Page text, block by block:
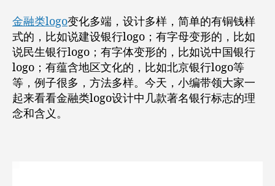
金融类logo变化多端，设计多样，简单的有铜钱样
式的，比如说建设银行logo；有字母变形的，比如
说民生银行logo；有字体变形的，比如说中国银行
logo；有蕴含地区文化的，比如北京银行logo等
等，例子很多，方法多样。今天，小编带领大家一
起来看看金融类logo设计中几款著名银行标志的理
念和含义。